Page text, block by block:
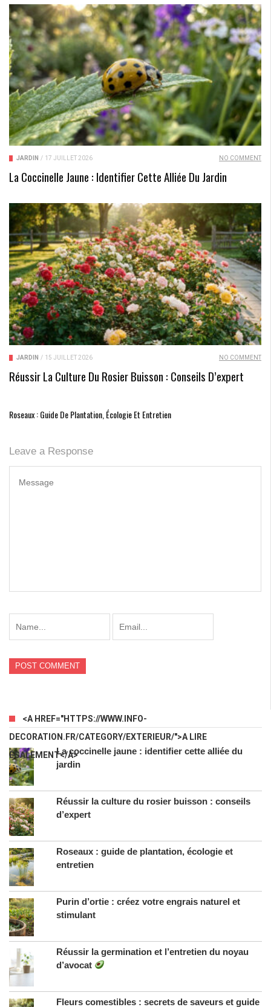
JARDIN / 17 JUILLET 2026 NO COMMENT
La Coccinelle Jaune : Identifier Cette Alliée Du Jardin
JARDIN / 15 JUILLET 2026 NO COMMENT
Réussir La Culture Du Rosier Buisson : Conseils D’expert
Roseaux : Guide De Plantation, Écologie Et Entretien
Leave a Response
<A HREF="HTTPS://WWW.INFO-
DECORATION.FR/CATEGORY/EXTERIEUR/">A LIRE
ÉGALEMENT</A>La coccinelle jaune : identifier cette alliée du
jardin
Réussir la culture du rosier buisson : conseils
d’expert
Roseaux : guide de plantation, écologie et
entretien
Purin d’ortie : créez votre engrais naturel et
stimulant
Réussir la germination et l’entretien du noyau
d’avocat
Fleurs comestibles : secrets de saveurs et guide